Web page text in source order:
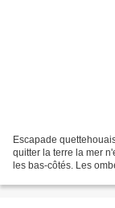
Escapade
quitter la terre la mer
les bas-côtés. Les